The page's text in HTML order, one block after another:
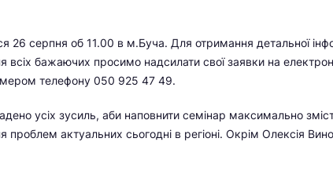
26 серпня об 11.00 в м.Буча. Для отримання детальної
всіх бажаючих просимо надсилати свої заявки на
телефону 050 925 47 49.
усіх зусиль, аби наповнити семінар максимально
проблем актуальних сьогодні в регіоні. Окрім Олексія